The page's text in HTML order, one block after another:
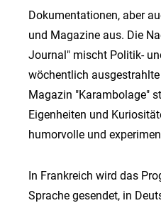
Dokumentationen, aber
und Magazine aus. Die
Journal" mischt Politik-
wöchentlich ausgestrahlte
Magazin "Karambolage"
Eigenheiten und
humorvolle und
In Frankreich wird das
Sprache gesendet, in